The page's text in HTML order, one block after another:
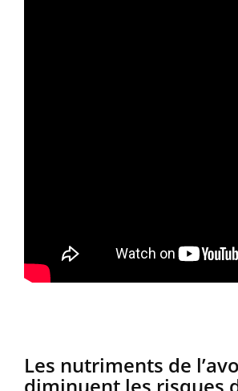
Les nutriments de
diminuent les risques